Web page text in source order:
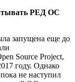
РЕД ОС
запущена еще до
Source Project,
году. Однако
не наступил